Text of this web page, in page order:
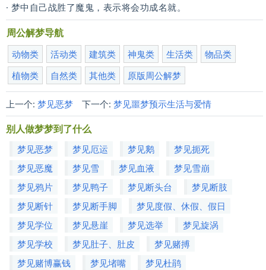
· 梦中自己战胜了魔鬼，表示将会功成名就。
周公解梦导航
动物类 活动类 建筑类 神鬼类 生活类
物品类
植物类
自然类 其他类 原版周公解梦
上一个: 梦见恶梦下一个: 梦见噩梦预示生活与爱情
别人做梦梦到了什么
梦见恶梦 梦见厄运 梦见鹅
梦见扼死
梦见恶魔
梦见雪 梦见血液
梦见雪崩
梦见鸦片
梦见鸭子 梦见断头台
梦见断肢
梦见断针
梦见断手脚
梦见度假、休假、假日
梦见学位
梦见悬崖 梦见选举
梦见旋涡
梦见学校
梦见肚子、肚皮
梦见赌搏
梦见赌博赢钱
梦见堵嘴
梦见杜鹃